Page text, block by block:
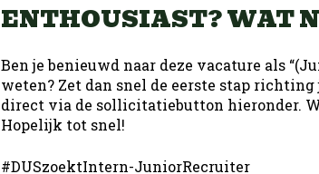
ENTHOUSIAST? WAT
Ben je benieuwd naar deze vacature als
weten? Zet dan snel de eerste stap
direct via de sollicitatiebutton hieronder.
Hopelijk tot snel!
#DUSzoektIntern-JuniorRecruiter